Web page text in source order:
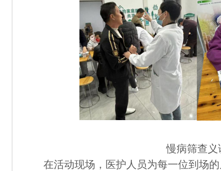
慢病筛查义
在活动现场， 医护人员为每一位到场